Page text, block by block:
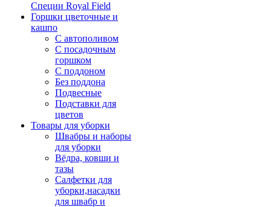
Специи Royal Field
Горшки цветочные и
кашпо
С автополивом
С посадочным
горшком
С поддоном
Без поддона
Подвесные
Подставки для
цветов
Товары для уборки
Швабры и наборы
для уборки
Вёдра, ковши и
тазы
Салфетки для
уборки,насадки
для швабр и